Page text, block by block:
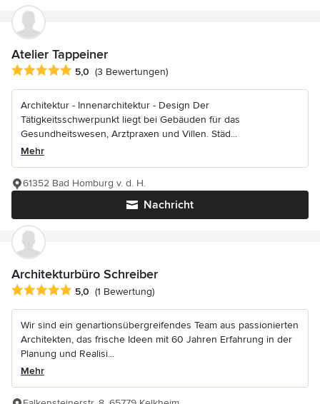
Atelier Tappeiner
Durchschnittliche Bewertung: 5 von 5 Sternen
5,0 (3 Bewertungen)
Architektur - Innenarchitektur - Design Der
Tätigkeitsschwerpunkt liegt bei Gebäuden für das
Gesundheitswesen, Arztpraxen und Villen. Städ...
Mehr
Nachricht
61352 Bad Homburg v. d. H.
Architekturbüro Schreiber
Durchschnittliche Bewertung: 5 von 5 Sternen
5,0 (1 Bewertung)
Wir sind ein genartionsübergreifendes Team aus passionierten
Architekten, das frische Ideen mit 60 Jahren Erfahrung in der
Planung und Realisi...
Mehr